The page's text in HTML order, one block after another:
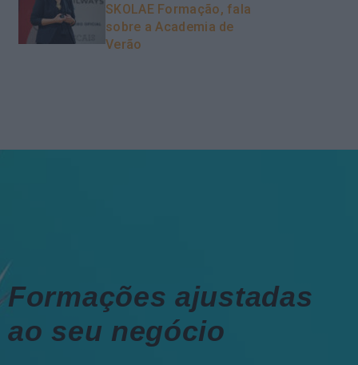
SKOLAE Formação, fala
sobre a Academia de
Verão
Formações ajustadas
ao seu negócio